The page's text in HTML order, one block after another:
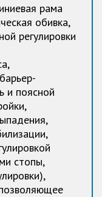
рама
обивка,
регулировки
и поясной
стопы,